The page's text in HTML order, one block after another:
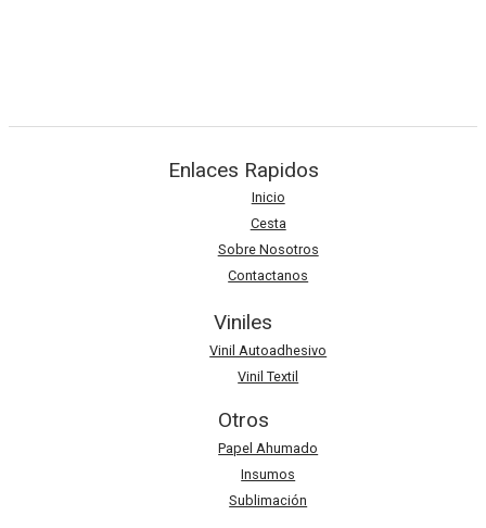
Enlaces Rapidos
Inicio
Cesta
Sobre Nosotros
Contactanos
Viniles
Vinil Autoadhesivo
Vinil Textil
Otros
Papel Ahumado
Insumos
Sublimación